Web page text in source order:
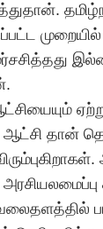
முறையில்
தான்